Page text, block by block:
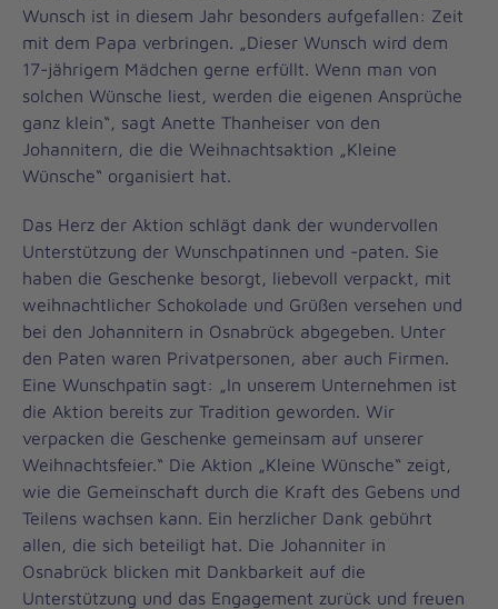
Wunsch ist in diesem Jahr besonders aufgefallen: Zeit
mit dem Papa verbringen. „Dieser Wunsch wird dem
17-jährigem Mädchen gerne erfüllt. Wenn man von
solchen Wünsche liest, werden die eigenen Ansprüche
ganz klein“, sagt Anette Thanheiser von den
Johannitern, die die Weihnachtsaktion „Kleine
Wünsche“ organisiert hat.
Das Herz der Aktion schlägt dank der wundervollen
Unterstützung der Wunschpatinnen und -paten. Sie
haben die Geschenke besorgt, liebevoll verpackt, mit
weihnachtlicher Schokolade und Grüßen versehen und
bei den Johannitern in Osnabrück abgegeben. Unter
den Paten waren Privatpersonen, aber auch Firmen.
Eine Wunschpatin sagt: „In unserem Unternehmen ist
die Aktion bereits zur Tradition geworden. Wir
verpacken die Geschenke gemeinsam auf unserer
Weihnachtsfeier.“ Die Aktion „Kleine Wünsche“ zeigt,
wie die Gemeinschaft durch die Kraft des Gebens und
Teilens wachsen kann. Ein herzlicher Dank gebührt
allen, die sich beteiligt hat. Die Johanniter in
Osnabrück blicken mit Dankbarkeit auf die
Unterstützung und das Engagement zurück und freuen